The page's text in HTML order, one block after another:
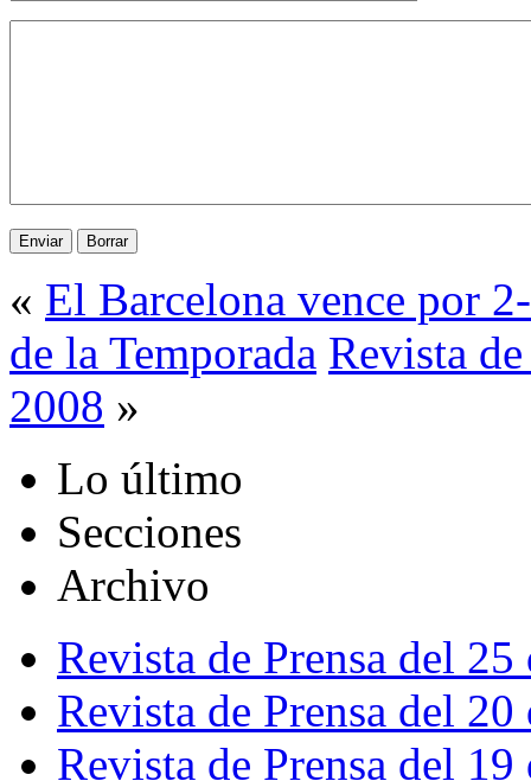
« El Barcelona vence por
de la Temporada Revista
2008 »
Lo último
Secciones
Archivo
Revista de Prensa del
Revista de Prensa del
Revista de Prensa del